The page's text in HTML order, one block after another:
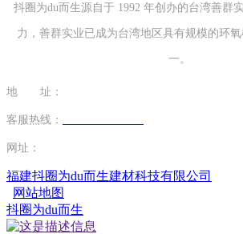
抖圈为du而生源自于 1992 年创办的台湾善群
力，善群实业已成为台湾地区具有规模的环
一。
地 址：
客服热线：
网址：
福建抖圈为du而生建材科技有限公司
网站地图
抖圈为du而生